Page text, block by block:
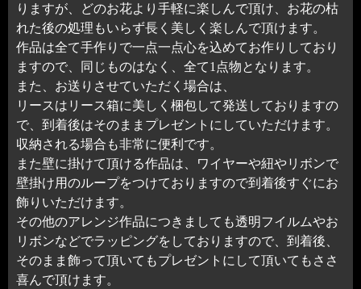
りますが、どのお花より手軽に楽しんで頂け、お花の枯
れた後の処理もいらず長く美しく楽しんで頂けます。
作品は全て手作りで一点一点心を込めてお作りしており
ますので、同じものはなく、全て1点物となります。
また、お送りさせていただく場合は、
リースはリース箱に美しく梱包して発送しておりますの
で、到着後はそのままプレゼントにしていただけます。
収納される場合も非常に便利です。
また壁に掛けて頂ける作品は、ワイヤーや紐やリボンで
壁掛け用のループをつけておりますので到着後すぐにお
飾りいただけます。
その他のアレンジ作品につきましても透明フイルムやお
リボンなどでラッピングをしておりますので、到着後、
そのまま飾って頂いてもプレゼントにして頂いてもささ
喜んで頂けます。